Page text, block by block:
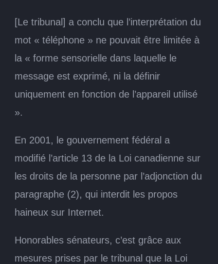
[Le tribunal] a conclu que l’interprétation du
mot « téléphone » ne pouvait être limitée à
la « forme sensorielle dans laquelle le
message est exprimé, ni la définir
uniquement en fonction de l’appareil utilisé
».
En 2001, le gouvernement fédéral a
modifié l’article 13 de la Loi canadienne sur
les droits de la personne par l’adjonction du
paragraphe (2), qui interdit les propos
haineux sur Internet.
Honorables sénateurs, c’est grâce aux
mesures prises par le tribunal que la Loi